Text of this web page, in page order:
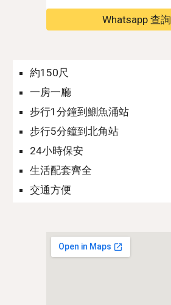
Whatsapp 查詢
約150尺
一房一廳
步行1分鐘到鰂魚涌站
步行5分鐘到北角站
24小時保安
生活配套齊全
交通方便